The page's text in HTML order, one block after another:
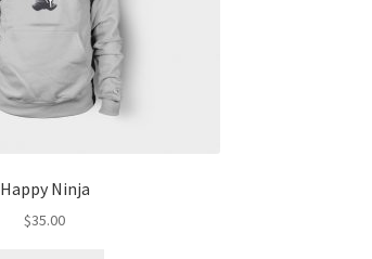
Happy Ninja
$35.00